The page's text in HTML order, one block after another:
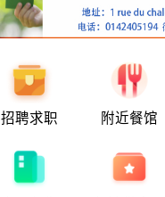
招聘求职 附近餐馆